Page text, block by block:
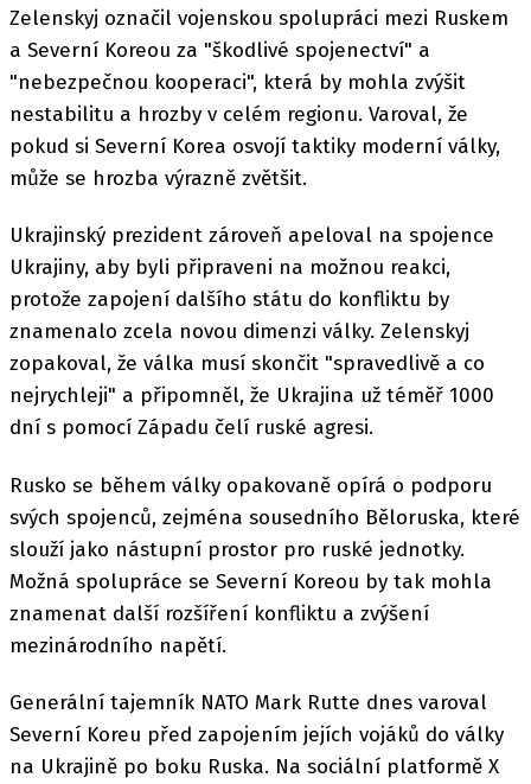
Zelenskyj označil vojenskou spolupráci mezi Ruskem
a Severní Koreou za "škodlivé spojenectví" a
"nebezpečnou kooperaci", která by mohla zvýšit
nestabilitu a hrozby v celém regionu. Varoval, že
pokud si Severní Korea osvojí taktiky moderní války,
může se hrozba výrazně zvětšit.
Ukrajinský prezident zároveň apeloval na spojence
Ukrajiny, aby byli připraveni na možnou reakci,
protože zapojení dalšího státu do konfliktu by
znamenalo zcela novou dimenzi války. Zelenskyj
zopakoval, že válka musí skončit "spravedlivě a co
nejrychleji" a připomněl, že Ukrajina už téměř 1000
dní s pomocí Západu čelí ruské agresi.
Rusko se během války opakovaně opírá o podporu
svých spojenců, zejména sousedního Běloruska, které
slouží jako nástupní prostor pro ruské jednotky.
Možná spolupráce se Severní Koreou by tak mohla
znamenat další rozšíření konfliktu a zvýšení
mezinárodního napětí.
Generální tajemník NATO Mark Rutte dnes varoval
Severní Koreu před zapojením jejích vojáků do války
na Ukrajině po boku Ruska. Na sociální platformě X